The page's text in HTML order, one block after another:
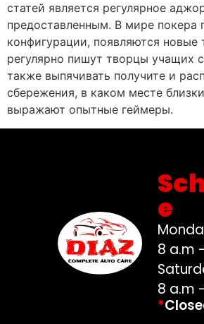
статей является регулярное
предоставленным. В мире покера
конфигурации, появляются новые
регулярно пишут творцы учащих
также выпячивать получите и
сбережения, в каком месте
выражают опытные геймеры.
e
8 a.m
8 a.m
*